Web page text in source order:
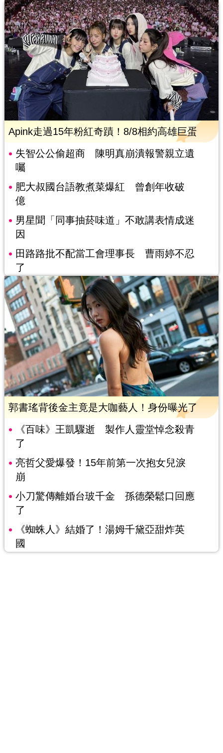
Apink走過15年粉紅奇蹟！8/8相約高雄巨蛋
失智公公偷超商 陳明真崩潰報警親立遺
囑
肥大叔國台語教煮菜爆紅 曾創年收破
億
男星聞「同事抽菸味道」不敢講表情成迷
因
田路路批不配當工會理事長 曹雨婷不忍
了
郭書瑤背後金主竟是大咖藝人！身份曝光了
《百味》王凱驟逝 製作人靈堂悼念殺青
了
亮哲父愛爆發！15年前第一次抱女兒淚
崩
小刀驚傳離婚台玻千金 孫德榮鬆口回應
了
《蜘蛛人》結婚了！湯姆千黛亞甜炸英
國